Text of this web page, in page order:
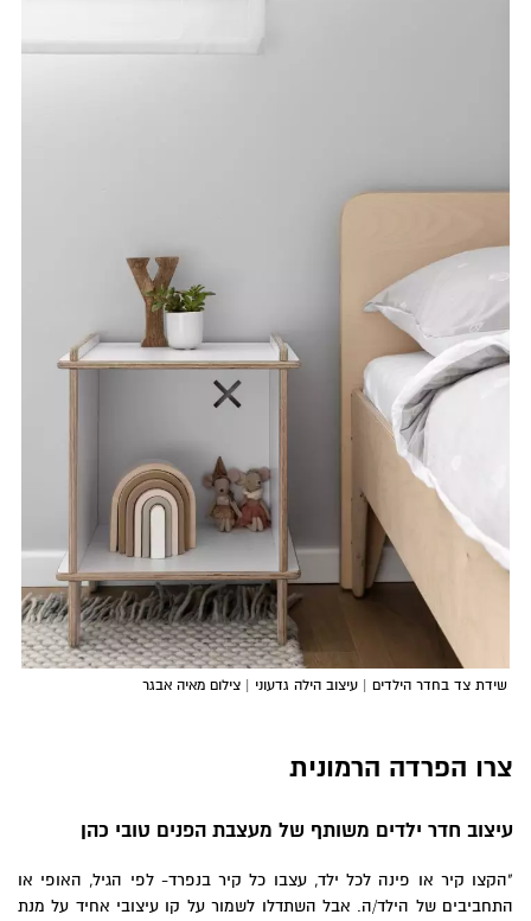
שידת צד בחדר הילדים | עיצוב הילה גדעוני | צילום מאיה אבגר
צרו הפרדה הרמונית
עיצוב חדר ילדים משותף של מעצבת הפנים טובי כהן
"הקצו קיר או פינה לכל ילד, עצבו כל קיר בנפרד- לפי הגיל, האופי או
התחביבים של הילד/ה. אבל השתדלו לשמור על קו עיצובי אחיד על מנת